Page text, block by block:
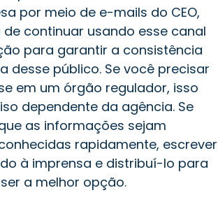
por meio de e-mails do CEO,
continuar usando esse canal
para garantir a consistência
desse público. Se você precisar
em um órgão regulador, isso
dependente da agência. Se
as informações sejam
rapidamente, escrever
à imprensa e distribuí-lo para
a melhor opção.